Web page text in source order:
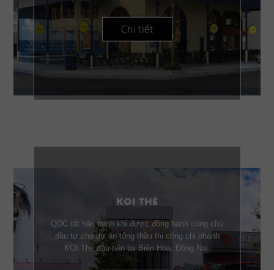
Chi tiết
KOI THÉ
QDC rất hân hạnh khi được đồng hành cùng chủ
đầu tư cho dự án tổng thầu thi công chi nhánh
KOI Thé đầu tiên tại Biên Hòa, Đồng Nai.